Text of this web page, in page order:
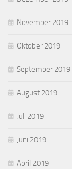
November 2019
Oktober 2019
September 2019
August 2019
Juli 2019
Juni 2019
April 2019